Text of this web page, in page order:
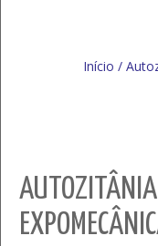
Início /